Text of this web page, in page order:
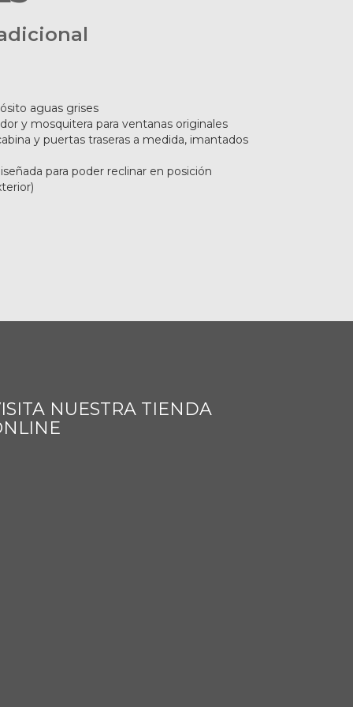
aguas grises
y mosquitera para ventanas originales
y puertas traseras a medida, imantados
para poder reclinar en posición
NUESTRA TIENDA